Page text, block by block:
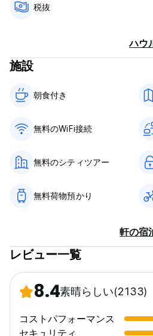
税抜
ハウ
施設
朝食付き‎
無料のWiFi接続
無料のシティツアー
無料荷物預かり
軒の宿
レビュー一覧
8.4素晴らしい(2133)
コストパフォーマンス
セキュリティ